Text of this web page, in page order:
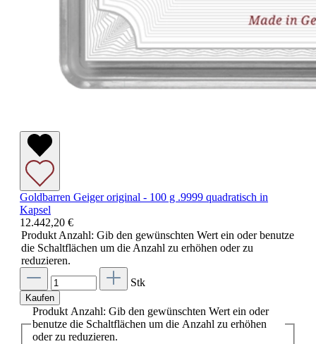
Goldbarren Geiger original - 100 g .9999 quadratisch in
Kapsel
12.442,20 €
Produkt Anzahl: Gib den gewünschten Wert ein oder benutze
die Schaltflächen um die Anzahl zu erhöhen oder zu
reduzieren.
Stk
Kaufen
Produkt Anzahl: Gib den gewünschten Wert ein oder
benutze die Schaltflächen um die Anzahl zu erhöhen
oder zu reduzieren.